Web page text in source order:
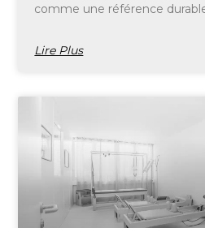
comme une référence
Lire Plus